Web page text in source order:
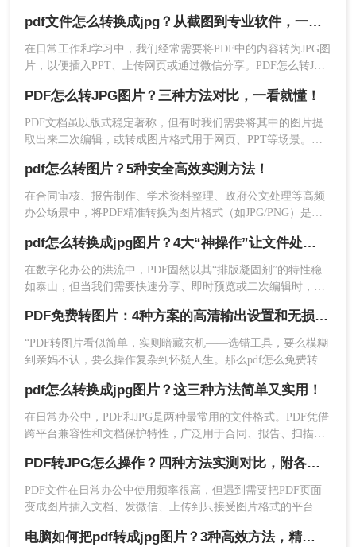
5、开始转换：点击“开始转换”按钮。网站将开
始上传并处理您的文件，请耐心等待。
6、下载结果：处理完成后，页面会显示下载
链接。点击“下载”按钮，将转换后的JPG图片
包（通常是ZIP压缩格式）保存到您的电脑。
7、解压文件：找到下载的ZIP文件，右键点击
JPG图片。
满足某些平台只支持图片上传的需求，PDF转JPG都是一项非常
实用的技能
pdf文件怎么转换成jpg？从截图到专业软件，一篇讲清楚！
在日常工作和学习中，我们经常需要将PDF中的内容转为JPG图
片，以便插入PPT、上传网页或通过微信分享。PDF怎么转JPG
步骤，您可根据使用频率、图片质量要求和操作习惯快速选择
最适合的方法。
PDF怎么转JPG图片？三种方法对比，一看就懂！
PDF文档虽以版式稳定著称，但有时我们需要将其中的图片提
取出来二次编辑，或转成图片格式用于网页、PPT等场景。那
论，再逐一拆解操作步骤，您可根据转换频率、图片质量要求
和隐私需求快速选择。
pdf怎么转图片？5种安全高效实测方法！
在合同审核、报告制作、学术资料整理、政府公文处理等高频
办公场景中，将PDF精准转换为图片格式（如JPG/PNG）是效
丢失、敏感信息泄露……更严峻的是，2026年国家网信办通报
多起因在线转换工具导致的企业核心数据泄露事件！
pdf怎么转换成jpg图片？4大“神操作”让文件处理效率飙升！
在数字化办公的洪流中，PDF固然以其“排版凝固剂”的特性稳
如泰山，但当我们需要快速分享、即时预览或二次编辑时，它
是格式的跃迁，更是工作流的彻底解放。那么pdf怎么转换成
jpg图片​呢？
PDF免费转图片：4种方案的高清输出设置和无损转换要点！
“PDF转图片看似简单，实则暗藏玄机——选错工具，要么模糊
到亲妈不认，要么操作复杂到怀疑人生。那么pdf怎么免费转换
扒一扒免费且高效的PDF转图片方法，覆盖不同场景需求，看
完直接抄作业！
pdf怎么转换成jpg图片？这三种方法简单又实用！
在日常办公中，PDF和JPG是两种最常用的文件格式。PDF凭借
跨平台兼容性和文档保护特性，广泛用于合同、报告、扫描件
展示、社交媒体发布和图像编辑。那么，PDF怎么转换成JPG图
片呢？本文将先给出三种方案的直观对比，再逐一拆解操作步
骤，您可根据使用频率、文件数量和隐私需求快速选择最合适
的方法。
PDF转JPG怎么操作？四种方法实测对比，附各场景最优选！
PDF文件在日常办公中使用频率很高，但遇到需要把PDF页面
变成图片插入文档、发微信、上传到只接受图片格式的平台
安全方面差异很大——截图法可能模糊失真，在线工具有隐私
电脑如何把pdf转成jpg图片？3种高效方法，精准转换不踩坑！